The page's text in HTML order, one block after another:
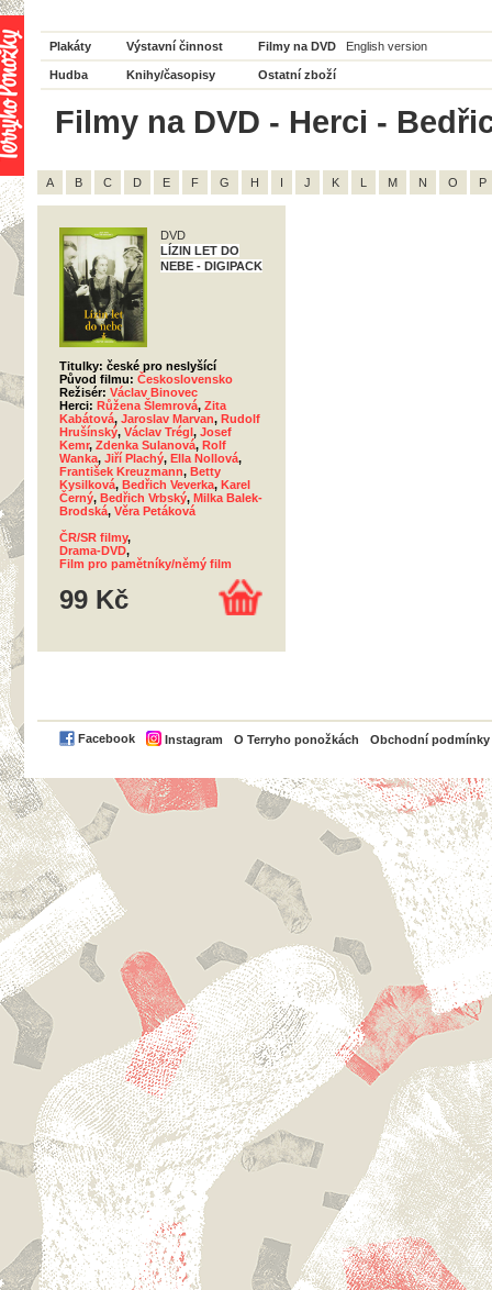
Plakáty Výstavní činnost Filmy na DVD English version
Hudba Knihy/časopisy Ostatní zboží
Filmy na DVD - Herci -
A B C D E F G H I J K L M N O P
DVD
LÍZIN LET DO
NEBE - DIGIPACK
Titulky: české pro neslyšící
Původ filmu: Československo
Režisér: Václav Binovec
Herci: Růžena Šlemrová, Zita
Kabátová, Jaroslav Marvan, Rudolf
Hrušínský, Václav Trégl, Josef
Kemr, Zdenka Sulanová, Rolf
Wanka, Jiří Plachý, Ella Nollová,
František Kreuzmann, Betty
Kysilková, Bedřich Veverka, Karel
Černý, Bedřich Vrbský, Milka Balek-
Brodská, Věra Petáková
ČR/SR filmy,
Drama-DVD,
Film pro pamětníky/němý film
99 Kč
Facebook Instagram O Terryho ponožkách Obchodní podmínky
PayPal